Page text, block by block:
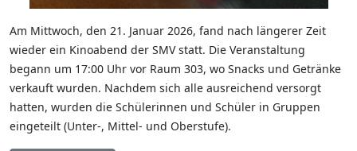
Am Mittwoch, den 21. Januar 2026, fand nach längerer Zeit
wieder ein Kinoabend der SMV statt. Die Veranstaltung
begann um 17:00 Uhr vor Raum 303, wo Snacks und Getränke
verkauft wurden. Nachdem sich alle ausreichend versorgt
hatten, wurden die Schülerinnen und Schüler in Gruppen
eingeteilt (Unter-, Mittel- und Oberstufe).